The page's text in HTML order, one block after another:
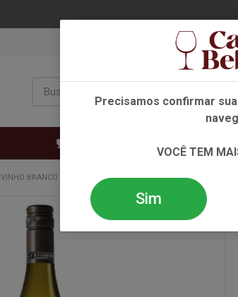
VINHO BRANCO BOUGRIER MUSCADET SEVRE MAINE 750 ML
Precisamos confirmar
VOCÊ TEM
Sim